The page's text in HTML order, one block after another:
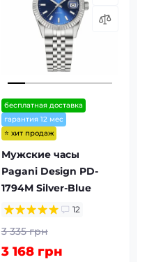
бесплатная доставка
гарантия 12 мес
⭐ хит продаж
Мужские часы
Pagani Design PD-
1794M Silver-Blue
12
3 335 грн
3 168 грн